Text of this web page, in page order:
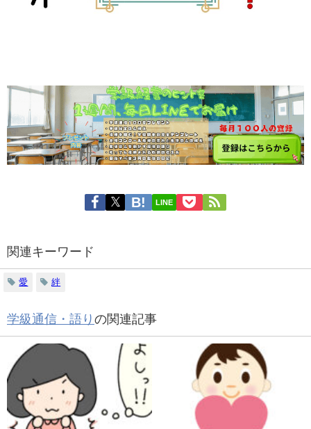
LINE
関連キーワード
愛 絆
学級通信・語り の関連記事